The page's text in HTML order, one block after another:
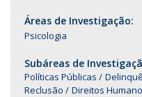
Áreas de Investigação:
Psicologia
Subáreas de
Políticas Públicas
Reclusão
Direitos